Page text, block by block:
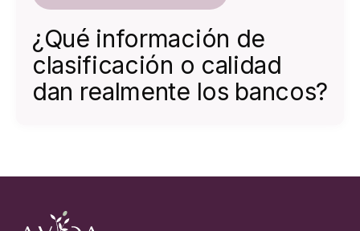
¿Qué información de
clasificación o calidad
dan realmente los bancos?